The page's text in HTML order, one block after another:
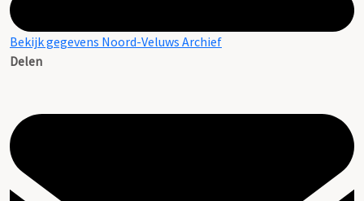
Bekijk gegevens Noord-Veluws Archief
Delen